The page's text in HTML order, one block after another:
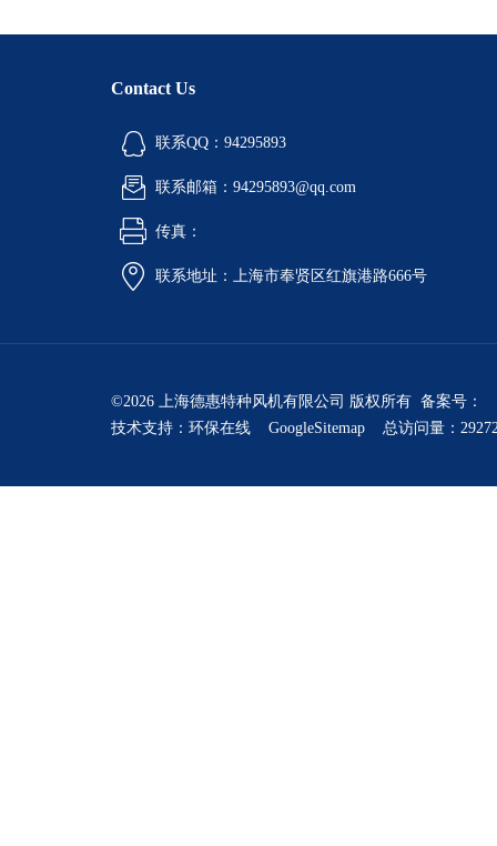
Contact Us
联系QQ：94295893
联系邮箱：94295893@qq.com
传真：
联系地址：上海市奉贤区红旗港路666号
©2026 上海德惠特种风机有限公司 版权所有 备案号：
技术支持： 环保在线 GoogleSitemap 总访问量：